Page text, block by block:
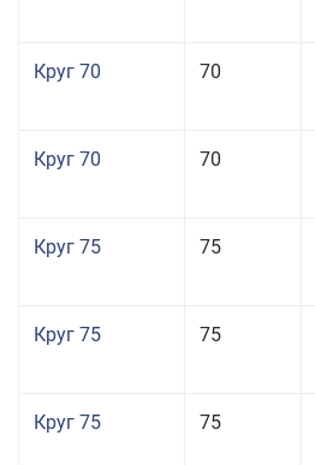
Круг 70 70
Круг 70 70
Круг 75 75
Круг 75 75
Круг 75 75